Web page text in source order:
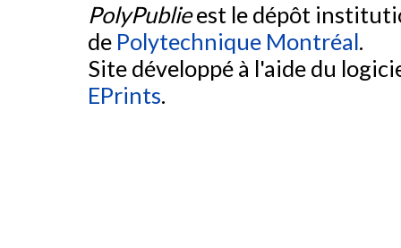
PolyPublieest le dépôt
de Polytechnique Montréal.
Site développé à l'aide du
EPrints.